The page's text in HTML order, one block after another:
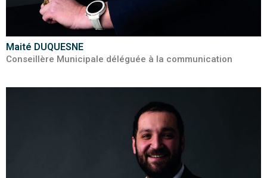
Maité DUQUESNE
Conseillère Municipale déléguée à la communication